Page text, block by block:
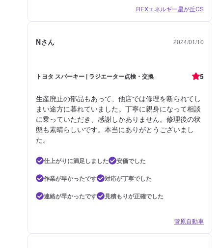
REXエネルギー星が丘CS
Nさん 2024/01/10
トヨタ スパーキー | ラジエーター点検・交換 5
生産廃止の部品もあって、他店では修理を断られてし
まい途方に暮れていました。丁寧に親身になって相談
に乗っていただき、感謝しかありません。修理後の状
態も素晴らしいです。本当にありがとうございまし
た。
仕上がりに満足しました
安価でした
作業が早かったです
対応が丁寧でした
連絡が早かったです
見積もりが正確でした
菅原自動車